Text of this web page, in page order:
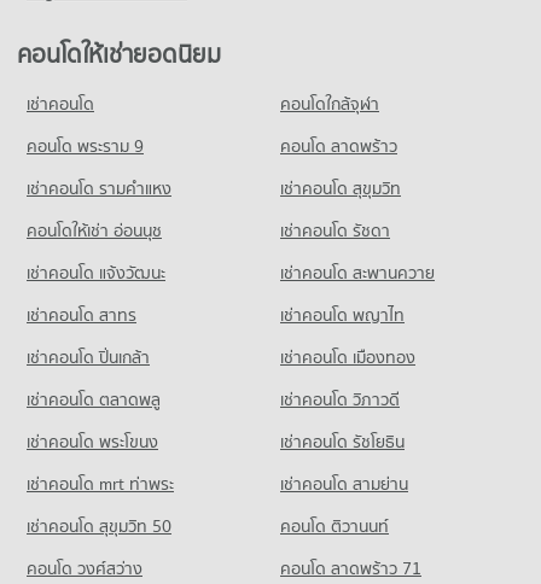
คอนโดให้เช่า ตลาดสดสตาร์
มีคอนโดให้เช่า 43 ประกาศ
มีคอนโดขาย 84 ประกาศ
คอนโด ตลาดสายล่าง ระยอง
46 โครงการ
คอนโดให้เช่า ตลาดสายล่าง ระยอง
มีคอนโดให้เช่า 37 ประกาศ
ขายคอนโด ตลาดสายล่าง ระยอง
มีคอนโดขาย 80 ประกาศ
คอนโด เทสโก้โลตัส ระยอง
คอนโดให้เช่า เทสโก้โลตัส ระยอง
มีคอนโดให้เช่า 45 ประกาศ
ขายคอนโด เทสโก้โลตัส ระยอง
มีคอนโดขาย 88 ประกาศ
ขายคอนโด สำนักงานที่ดินจังหวัดระยอง
มีคอนโดขาย 49 ประกาศ
คอนโดให้เช่ายอดนิยม
เช่าคอนโด
คอนโดใกล้จุฬา
คอนโด พระราม 9
คอนโด ลาดพร้าว
เช่าคอนโด รามคําแหง
เช่าคอนโด สุขุมวิท
คอนโดให้เช่า อ่อนนุช
เช่าคอนโด รัชดา
เช่าคอนโด แจ้งวัฒนะ
เช่าคอนโด สะพานควาย
เช่าคอนโด สาทร
เช่าคอนโด พญาไท
เช่าคอนโด ปิ่นเกล้า
เช่าคอนโด เมืองทอง
เช่าคอนโด ตลาดพลู
เช่าคอนโด วิภาวดี
เช่าคอนโด พระโขนง
เช่าคอนโด รัชโยธิน
เช่าคอนโด mrt ท่าพระ
เช่าคอนโด สามย่าน
เช่าคอนโด สุขุมวิท 50
คอนโด ติวานนท์
คอนโด วงศ์สว่าง
คอนโด ลาดพร้าว 71